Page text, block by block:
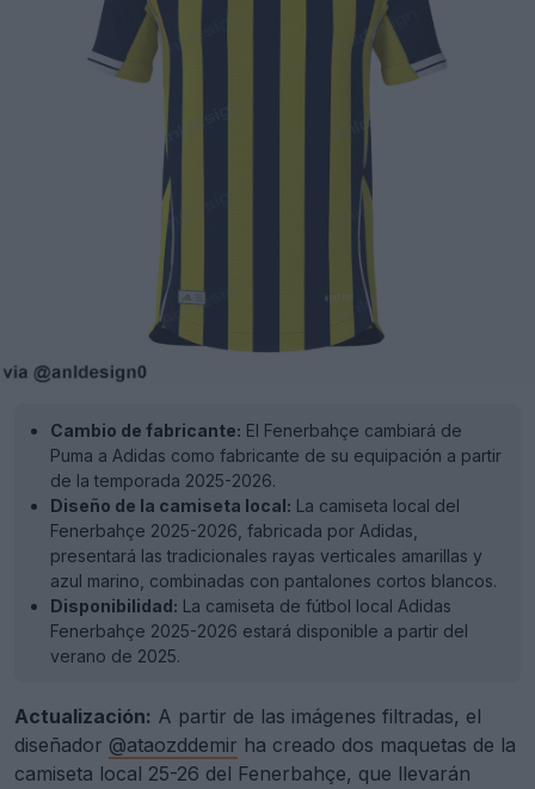
Cambio de fabricante: El Fenerbahçe cambiará de
Puma a Adidas como fabricante de su equipación a partir
de la temporada 2025-2026.
Diseño de la camiseta local: La camiseta local del
Fenerbahçe 2025-2026, fabricada por Adidas,
presentará las tradicionales rayas verticales amarillas y
azul marino, combinadas con pantalones cortos blancos.
Disponibilidad: La camiseta de fútbol local Adidas
Fenerbahçe 2025-2026 estará disponible a partir del
verano de 2025.
Actualización: A partir de las imágenes filtradas, el
diseñador @ataozddemir ha creado dos maquetas de la
camiseta local 25-26 del Fenerbahçe, que llevarán